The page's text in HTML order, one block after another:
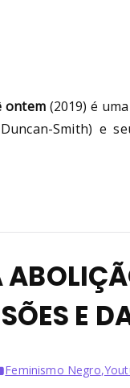
ontem (2019) é
Smith) e
E
Feminismo Negro,